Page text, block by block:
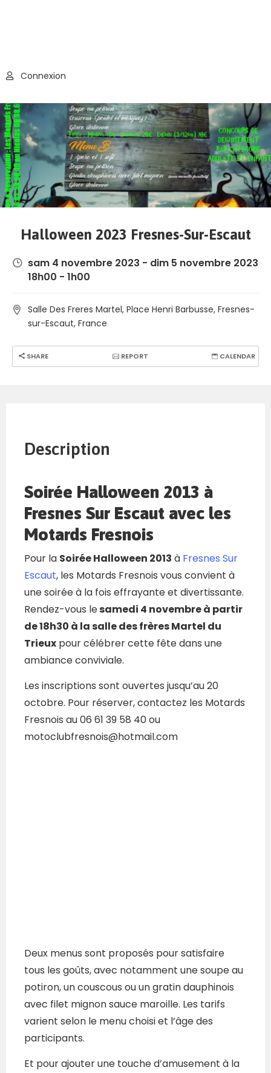
Connexion
Halloween 2023 Fresnes-Sur-Escaut
sam 4 novembre 2023 - dim 5 novembre 2023
18h00 - 1h00
Salle Des Freres Martel, Place Henri Barbusse, Fresnes-
sur-Escaut, France
SHARE REPORT CALENDAR
Description
Soirée Halloween 2013 à
Fresnes Sur Escaut avec les
Motards Fresnois
Pour la Soirée Halloween 2013 à Fresnes Sur
Escaut, les Motards Fresnois vous convient à
une soirée à la fois effrayante et divertissante.
Rendez-vous lesamedi 4 novembre à partir
de 18h30 à la salle des frères Martel du
Trieux pour célébrer cette fête dans une
ambiance conviviale.
Les inscriptions sont ouvertes jusqu’au 20
octobre. Pour réserver, contactez les Motards
Fresnois au 06 61 39 58 40 ou
motoclubfresnois@hotmail.com
Deux menus sont proposés pour satisfaire
tous les goûts, avec notamment une soupe au
potiron, un couscous ou un gratin dauphinois
avec filet mignon sauce maroille. Les tarifs
varient selon le menu choisi et l’âge des
participants.
Et pour ajouter une touche d’amusement à la